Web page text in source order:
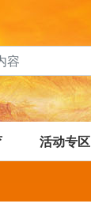
活动专区